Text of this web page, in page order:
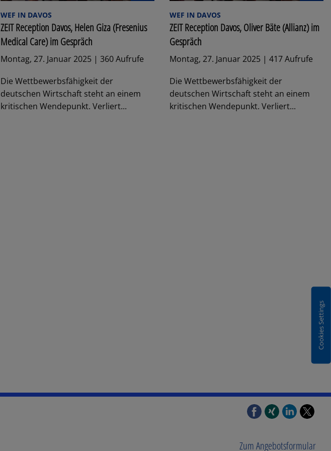
WEF IN DAVOS
ZEIT Reception Davos, Helen Giza (Fresenius
Medical Care) im Gespräch
Montag, 27. Januar 2025 | 360 Aufrufe
Die Wettbewerbsfähigkeit der
deutschen Wirtschaft steht an einem
kritischen Wendepunkt. Verliert...
WEF IN DAVOS
ZEIT Reception Davos, Oliver Bäte (Allianz) im
Gespräch
Montag, 27. Januar 2025 | 417 Aufrufe
Die Wettbewerbsfähigkeit der
deutschen Wirtschaft steht an einem
kritischen Wendepunkt. Verliert...
Cookies Settings
Zum Angebotsformular